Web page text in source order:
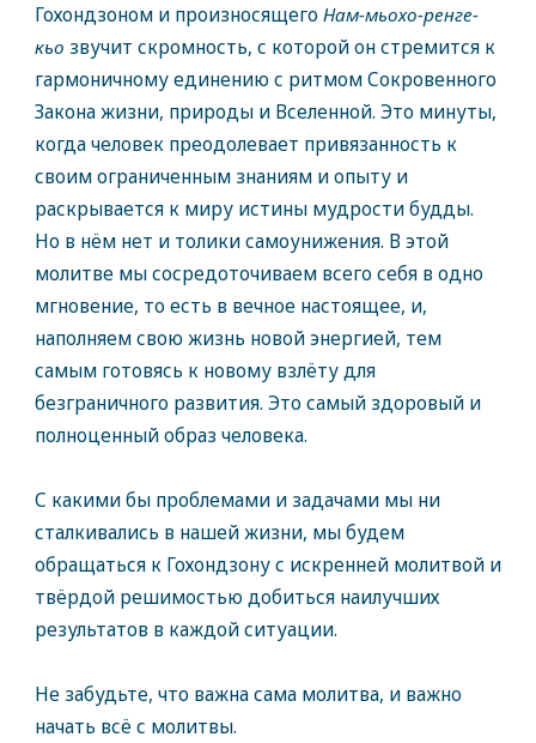
Гохондзоном и произносящего Нам-мьохо-ренге-
кьо звучит скромность, с которой он стремится к
гармоничному единению с ритмом Сокровенного
Закона жизни, природы и Вселенной. Это минуты,
когда человек преодолевает привязанность к
своим ограниченным знаниям и опыту и
раскрывается к миру истины мудрости будды.
Но в нём нет и толики самоунижения. В этой
молитве мы сосредоточиваем всего себя в одно
мгновение, то есть в вечное настоящее, и,
наполняем свою жизнь новой энергией, тем
самым готовясь к новому взлёту для
безграничного развития. Это самый здоровый и
полноценный образ человека.
С какими бы проблемами и задачами мы ни
сталкивались в нашей жизни, мы будем
обращаться к Гохондзону с искренней молитвой и
твёрдой решимостью добиться наилучших
результатов в каждой ситуации.
Не забудьте, что важна сама молитва, и важно
начать всё с молитвы.